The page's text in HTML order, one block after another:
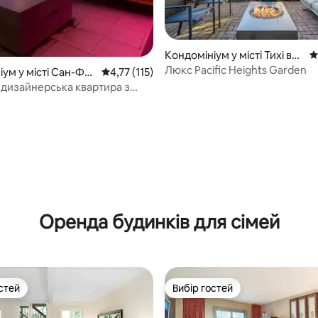
відгуки: 119
у місті Сан-Фр
Середня оцінка: 4,77 з 5, відгуки: 115
4,77 (115)
квартира з
Кондомініум у місті Тихі вис
оти
Люкс Pacific Heights Garden
Оренда будинків для сімей
Вибір гостей
Вибір гостей